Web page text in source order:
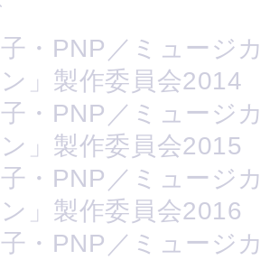
・PNP／ミュージ
」製作委員会2014
・PNP／ミュージ
」製作委員会2015
・PNP／ミュージ
」製作委員会2016
・PNP／ミュージ